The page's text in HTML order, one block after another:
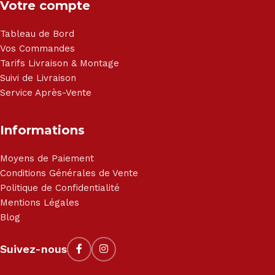
Votre compte
Tableau de Bord
Vos Commandes
Tarifs Livraison & Montage
Suivi de Livraison
Service Après-Vente
Informations
Moyens de Paiement
Conditions Générales de Vente
Politique de Confidentialité
Mentions Légales
Blog
Suivez-nous